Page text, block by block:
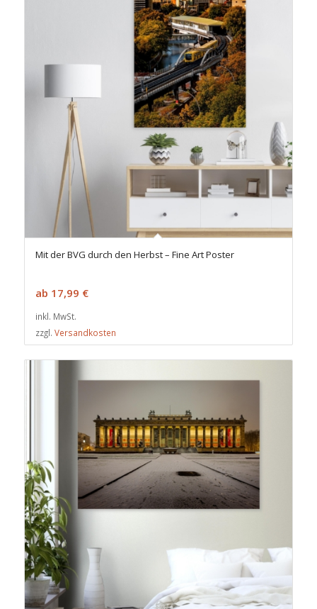
Mit der BVG durch den Herbst – Fine Art Poster
ab 17,99 €
inkl. MwSt.
zzgl. Versandkosten